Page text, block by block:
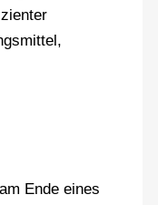
Ende eines